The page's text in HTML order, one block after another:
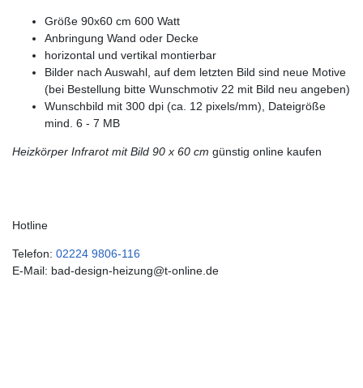
Größe 90x60 cm 600 Watt
Anbringung Wand oder Decke
horizontal und vertikal montierbar
Bilder nach Auswahl, auf dem letzten Bild sind neue Motive
(bei Bestellung bitte Wunschmotiv 22 mit Bild neu angeben)
Wunschbild mit 300 dpi (ca. 12 pixels/mm), Dateigröße
mind. 6 - 7 MB
Heizkörper Infrarot mit Bild 90 x 60 cm günstig online kaufen
Hotline
Telefon: 02224 9806-116
E-Mail: bad-design-heizung@t-online.de